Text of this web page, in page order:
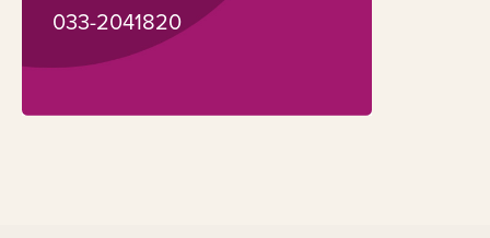
033-2041820